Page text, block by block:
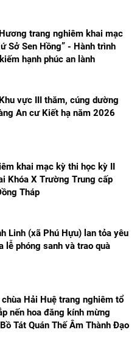
trang nghiêm khai mạc
Sở Sen Hồng” - Hành trình
hạnh phúc an lành
vực III thăm, cúng dường
An cư Kiết hạ năm 2026
khai mạc kỳ thi học kỳ II
Khóa X Trường Trung cấp
Tháp
Linh (xã Phú Hựu) lan tỏa yêu
lễ phóng sanh và trao quà
Hải Huệ trang nghiêm tổ
nến hoa đăng kính mừng
Tát Quán Thế Âm Thành Đạo